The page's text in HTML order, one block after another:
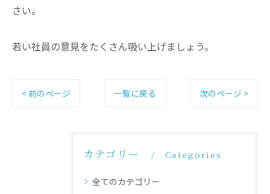
さい。
若い社員の意見をたくさん吸い上げましょう。
< 前のページ 一覧に戻る 次のページ >
カテゴリー Categories
全てのカテゴリー